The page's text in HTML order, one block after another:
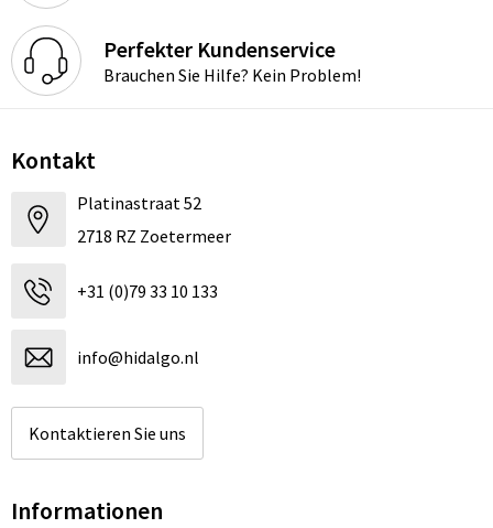
Perfekter Kundenservice
Brauchen Sie Hilfe? Kein Problem!
Kontakt
Platinastraat 52
2718 RZ Zoetermeer
+31 (0)79 33 10 133
info@hidalgo.nl
Kontaktieren Sie uns
Informationen